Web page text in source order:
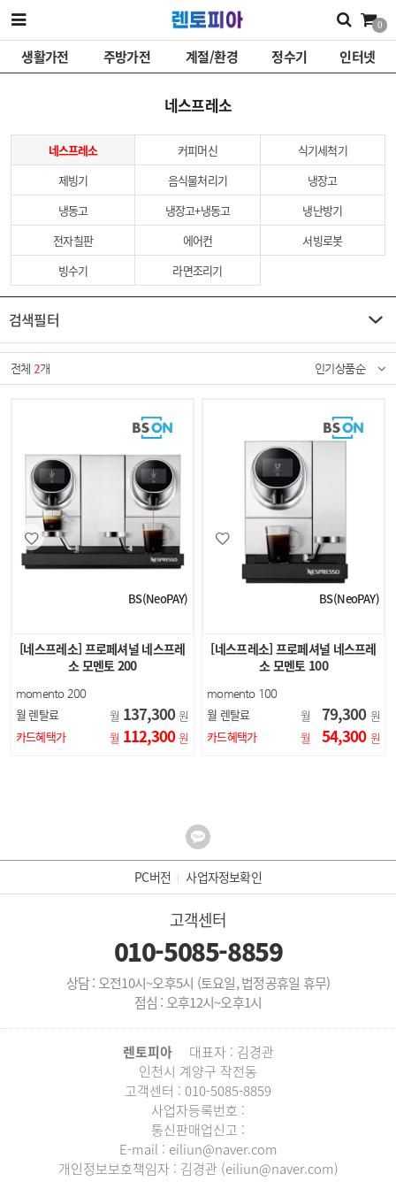
0
생활가전 주방가전 계절/환경 정수기 인터넷
네스프레소
네스프레소 커피머신
식기세척기
제빙기
음식물처리기
냉장고
냉동고
냉장고+냉동고
냉난방기
전자칠판
에어컨
서빙로봇
빙수기
라면조리기
검색필터
전체 2개 인기상품순
BS(NeoPAY)
[네스프레소] 프로페셔널 네스프레
소 모멘토 200
momento 200
월 렌탈료 월 137,300 원
카드혜택가
월 112,300 원
BS(NeoPAY)
[네스프레소] 프로페셔널 네스프레
소 모멘토 100
momento 100
월 렌탈료 월 79,300 원
카드혜택가
월 54,300 원
PC버전 사업자정보확인
고객센터
010-5085-8859
상담 : 오전10시~오후5시 (토요일, 법정공휴일 휴무)
점심 : 오후12시~오후1시
렌토피아
대표자 : 김경관
인천시 계양구 작전동
고객센터 : 010-5085-8859
사업자등록번호 :
통신판매업신고 :
E-mail : eiliun@naver.com
개인정보보호책임자 : 김경관 (eiliun@naver.com)